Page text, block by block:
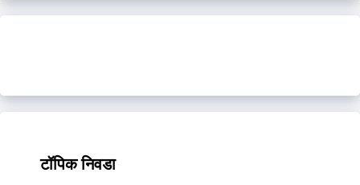
टॉपिक निवडा